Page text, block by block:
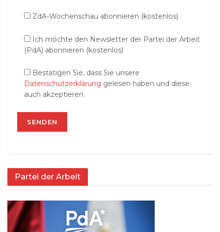
ZdA-Wochenschau abonnieren (kostenlos)
Ich möchte den Newsletter der Partei der Arbeit
(PdA) abonnieren (kostenlos)
Bestätigen Sie, dass Sie unsere
Datenschutzerklärung gelesen haben und diese
auch akzeptieren.
Partei der Arbeit